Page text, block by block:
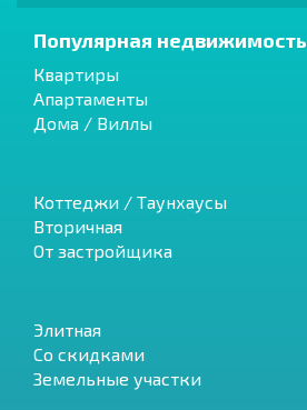
Популярная недвижимость
Квартиры
Апартаменты
Дома / Виллы
Коттеджи / Таунхаусы
Вторичная
От застройщика
Элитная
Со скидками
Земельные участки